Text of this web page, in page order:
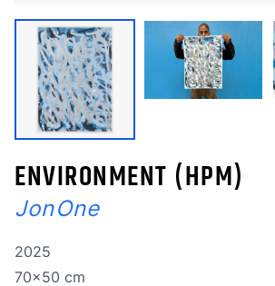
ENVIRONMENT (HPM)
JonOne
Année de réalisation
2025
Dimensions
70x50 cm